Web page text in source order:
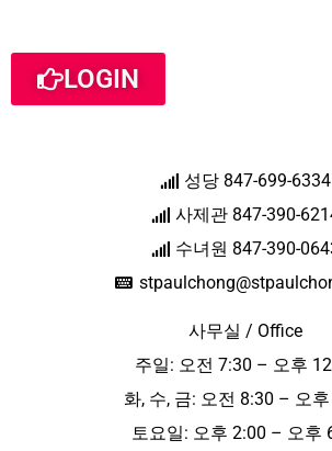
LOGIN
성당 847-699-6334
사제관 847-390-
수녀원 847-390-
사무실 / Office
주일: 오전 7:30 – 오후
화, 수, 금: 오전 8:30 – 오
토요일: 오후 2:00 – 오후